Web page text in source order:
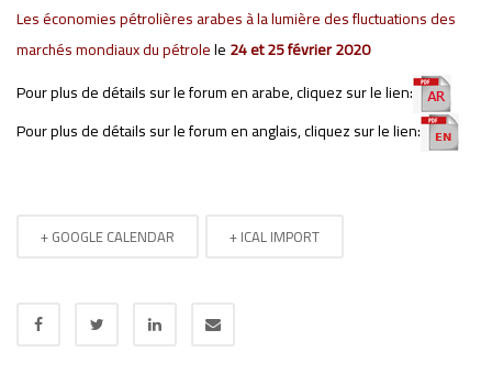
Les économies pétrolières arabes à la lumière des fluctuations des
marchés mondiaux du pétrolele24 et 25 février 2020
Pour plus de détails sur le forum en arabe, cliquez sur le lien:
Pour plus de détails sur le forum en anglais, cliquez sur le lien:
+ GOOGLE CALENDAR + ICAL IMPORT